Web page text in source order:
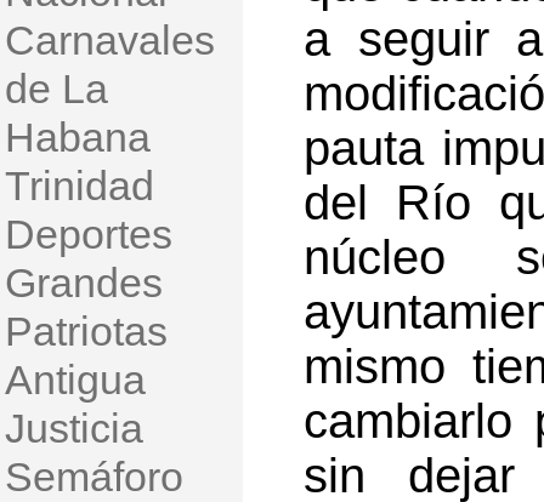
Carnavales
de La
Habana
Trinidad
Deportes
Grandes
Patriotas
Antigua
Justicia
Semáforo
a seguir
pauta
del Río
núcleo
mismo
cambiarlo
sin